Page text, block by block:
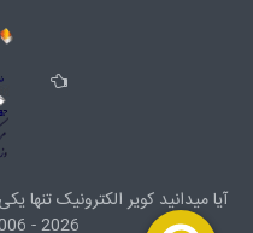
آیا میدانید کویر الکترونیک
- 2026